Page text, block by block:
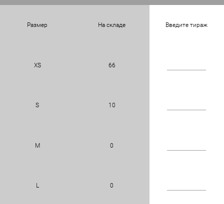
Размер На складе Введите тираж
XS 66
S 10
M 0
L 0